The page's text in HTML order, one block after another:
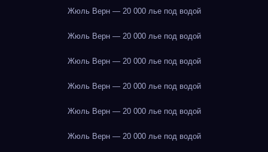
Жюль Верн — 20 000 лье под водой
Жюль Верн — 20 000 лье под водой
Жюль Верн — 20 000 лье под водой
Жюль Верн — 20 000 лье под водой
Жюль Верн — 20 000 лье под водой
Жюль Верн — 20 000 лье под водой